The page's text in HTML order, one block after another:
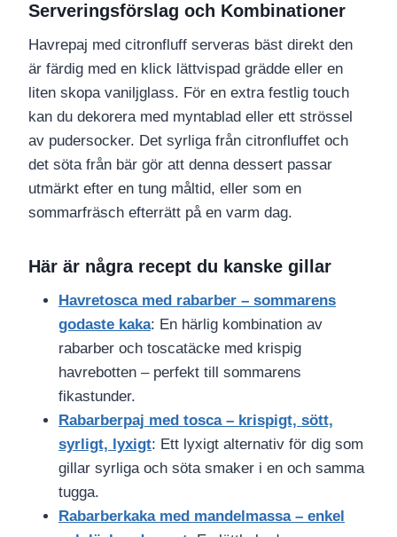
Serveringsförslag och Kombinationer
Havrepaj med citronfluff serveras bäst direkt den
är färdig med en klick lättvispad grädde eller en
liten skopa vaniljglass. För en extra festlig touch
kan du dekorera med myntablad eller ett strössel
av pudersocker. Det syrliga från citronfluffet och
det söta från bär gör att denna dessert passar
utmärkt efter en tung måltid, eller som en
sommarfräsch efterrätt på en varm dag.
Här är några recept du kanske gillar
Havretosca med rabarber – sommarens
godaste kaka: En härlig kombination av
rabarber och toscatäcke med krispig
havrebotten – perfekt till sommarens
fikastunder.
Rabarberpaj med tosca – krispigt, sött,
syrligt, lyxigt: Ett lyxigt alternativ för dig som
gillar syrliga och söta smaker i en och samma
tugga.
Rabarberkaka med mandelmassa – enkel